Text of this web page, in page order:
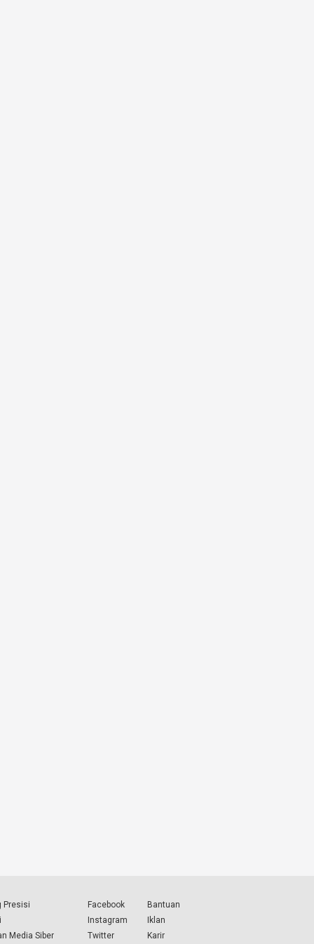
Presisi
Media Siber
Facebook
Instagram
Twitter
Bantuan
Iklan
Karir